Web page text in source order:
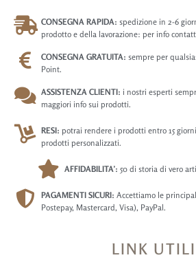
CONSEGNA RAPIDA: spedizione in 2-6
prodotto e della lavorazione: per info
CONSEGNA GRATUITA: sempre per
Point.
ASSISTENZA CLIENTI: i nostri esperti
maggiori info sui prodotti.
RESI: potrai rendere i prodotti entro 15
prodotti personalizzati.
AFFIDABILITA’: 50 di storia di vero
PAGAMENTI SICURI: Accettiamo le
Postepay, Mastercard, Visa), PayPal.
LINK UTILI